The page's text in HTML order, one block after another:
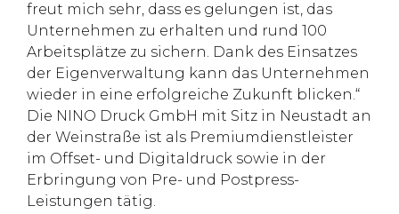
freut mich sehr, dass es gelungen ist, das
Unternehmen zu erhalten und rund 100
Arbeitsplätze zu sichern. Dank des Einsatzes
der Eigenverwaltung kann das Unternehmen
wieder in eine erfolgreiche Zukunft blicken.“
Die NINO Druck GmbH mit Sitz in Neustadt an
der Weinstraße ist als Premiumdienstleister
im Offset- und Digitaldruck sowie in der
Erbringung von Pre- und Postpress-
Leistungen tätig.